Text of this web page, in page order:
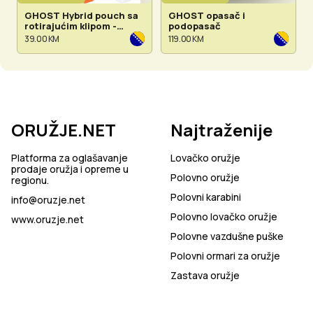
GHOST Hybrid pouch sa
rotirajućim klipom -
dostupno u više boja
39.00 KM
GHOST opasač i
podopasač
119.00 KM
ORUŽJE.NET
Platforma za oglašavanje
prodaje oružja i opreme u
regionu.
info@oruzje.net
www.oruzje.net
Najtraženije
Lovačko oružje
Polovno oružje
Polovni karabini
Polovno lovačko oružje
Polovne vazdušne puške
Polovni ormari za oružje
Zastava oružje